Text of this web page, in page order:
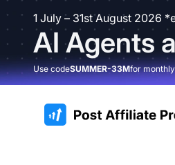
1 July – 31st August 2026
AI Agents
Use codeSUMMER-33Mfor
:site.title